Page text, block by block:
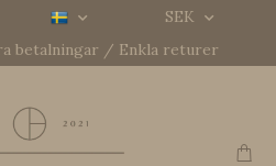
SEK
betalningar / Enkla returer